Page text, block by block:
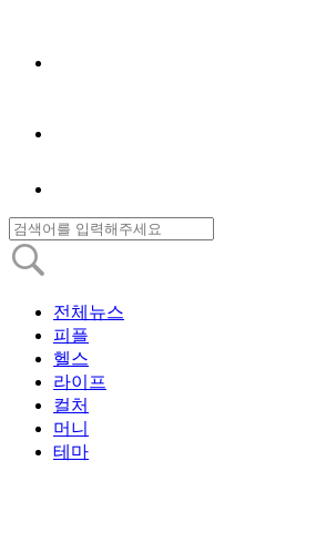
전체뉴스
피플
헬스
라이프
컬처
머니
테마